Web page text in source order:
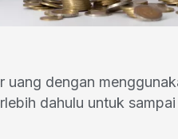
uang dengan
dahulu untuk